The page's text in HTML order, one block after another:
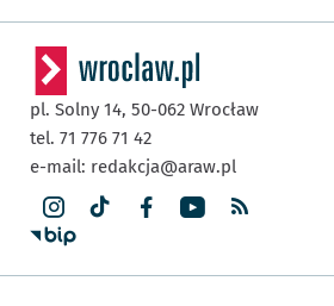
pl. Solny 14, 50-062 Wrocław
tel. 71 776 71 42
e-mail: redakcja@araw.pl